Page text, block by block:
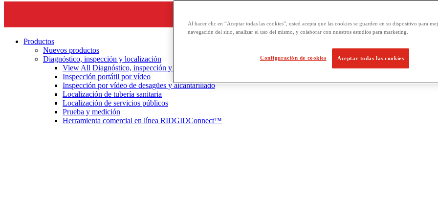
Productos
Nuevos productos
Diagnóstico, inspección y localización
View All Diagnóstico, inspección y localización
Inspección portátil por vídeo
Inspección por vídeo de desagües y alcantarillado
Localización de tubería sanitaria
Localización de servicios públicos
Prueba y medición
Herramienta comercial en línea RIDGIDConnect™
Al hacer clic en “Aceptar todas las cookies”, usted acepta que las cookies se guarden en su dispositivo para
navegación del sitio, analizar el uso del mismo, y colaborar con nuestros estudios para marketing.
Configuración de cookies Aceptar todas las cookies